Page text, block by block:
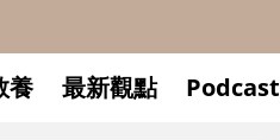
養 最新觀點 Podcast